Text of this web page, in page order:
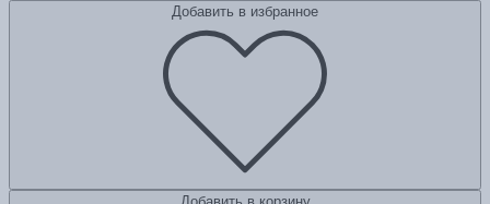
Добавить в избранное